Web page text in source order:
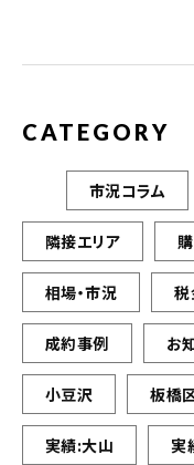
CATEGORY
市況コラム
隣接エリア
相場・市況 税
成約事例 お
小豆沢 板橋
実績:大山 実